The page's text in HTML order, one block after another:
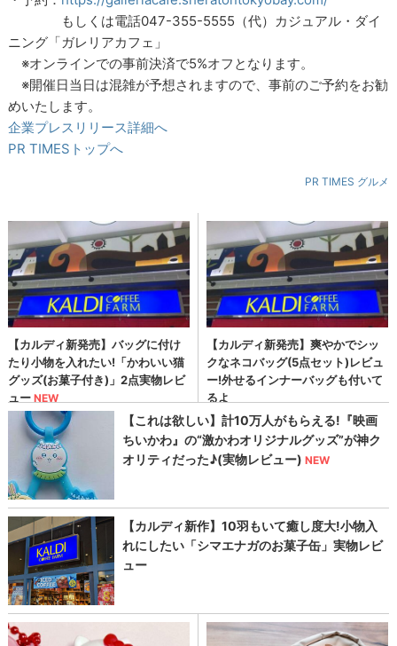
もしくは電話047-355-5555（代）カジュアル・ダイ
ニング「ガレリアカフェ」
※オンラインでの事前決済で5%オフとなります。
※開催日当日は混雑が予想されますので、事前のご予約をお勧
めいたします。
企業プレスリリース詳細へ
PR TIMESトップへ
PR TIMES グルメ